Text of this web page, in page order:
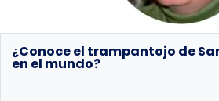
¿Conoce el trampantojo de
en el mundo?